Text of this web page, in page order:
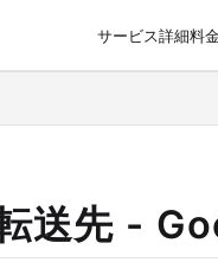
サービス詳細料
送先 -